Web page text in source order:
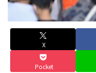
X
Pocket